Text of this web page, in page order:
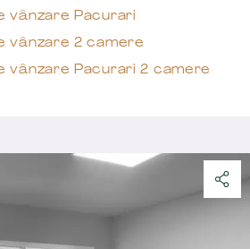
vânzare Pacurari
vânzare 2 camere
vânzare Pacurari 2 camere